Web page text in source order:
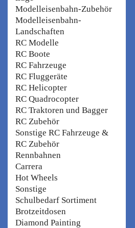
Modelleisenbahn-Zubehör
Modelleisenbahn-
Landschaften
RC Modelle
RC Boote
RC Fahrzeuge
RC Fluggeräte
RC Helicopter
RC Quadrocopter
RC Traktoren und Bagger
RC Zubehör
Sonstige RC Fahrzeuge &
RC Zubehör
Rennbahnen
Carrera
Hot Wheels
Sonstige
Schulbedarf Sortiment
Brotzeitdosen
Diamond Painting